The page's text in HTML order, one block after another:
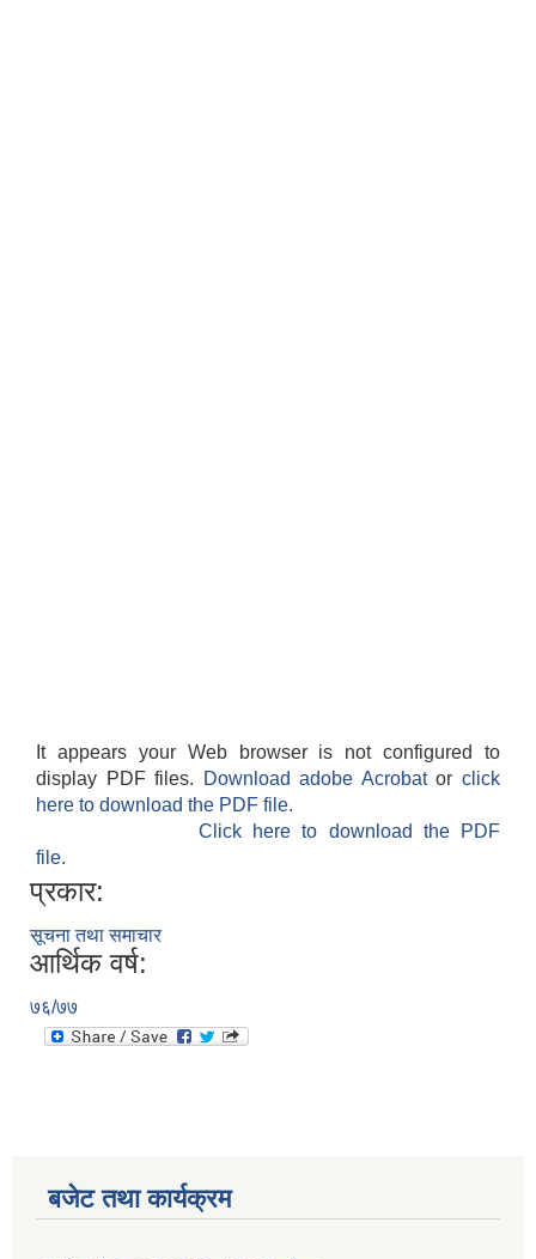
It appears your Web browser is not configured to
display PDF files.
Download adobe Acrobatorclick
here to download the PDF file.
Click here to download the PDF
file.
प्रकार:
सूचना तथा समाचार
आर्थिक वर्ष:
७६/७७
बजेट तथा कार्यक्रम